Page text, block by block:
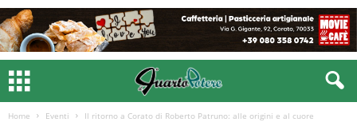
Home Eventi Il ritorno a Corato di Roberto Patruno: alle origini e al cuore